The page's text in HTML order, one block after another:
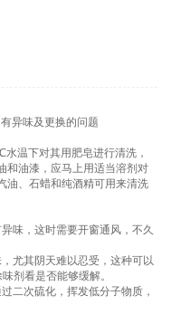
异味及更换的问题
温下对其用肥皂进行清洗，
和油漆，应马上用适当溶剂对
油、石蜡和纯酒精可用来清洗
味，这时需要开窗通风，不久
尤其阴天难以忍受，这种可以
剂看是否能够缓解。
二次硫化，挥发低分子物质，